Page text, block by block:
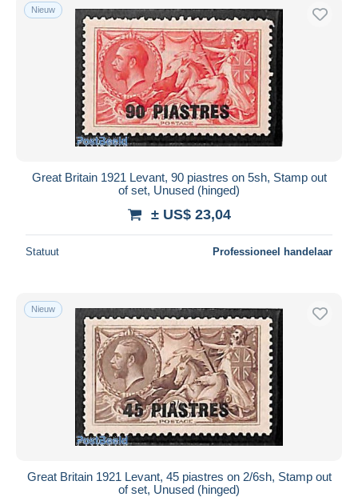
Nieuw
Great Britain 1921 Levant, 90 piastres on 5sh, Stamp out
of set, Unused (hinged)
± US$ 23,04
Statuut Professioneel handelaar
Nieuw
Great Britain 1921 Levant, 45 piastres on 2/6sh, Stamp out
of set, Unused (hinged)